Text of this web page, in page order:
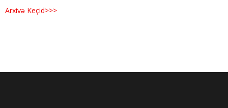
Arxivə Keçid>>>